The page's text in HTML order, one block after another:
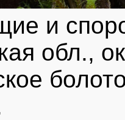
и
обл.,